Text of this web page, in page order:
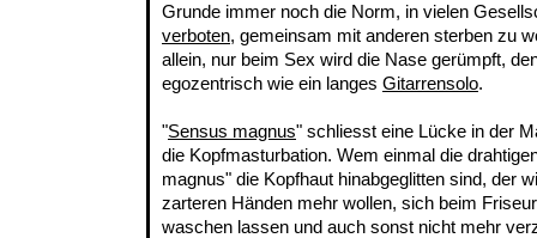
Grunde immer noch die Norm, in vielen
verboten, gemeinsam mit anderen sterben zu
allein, nur beim Sex wird die Nase gerümpft,
egozentrisch wie ein langes Gitarrensolo.
"Sensus magnus" schliesst eine Lücke in der
die Kopfmasturbation. Wem einmal die
magnus" die Kopfhaut hinabgeglitten sind, der
zarteren Händen mehr wollen, sich beim
waschen lassen und auch sonst nicht mehr